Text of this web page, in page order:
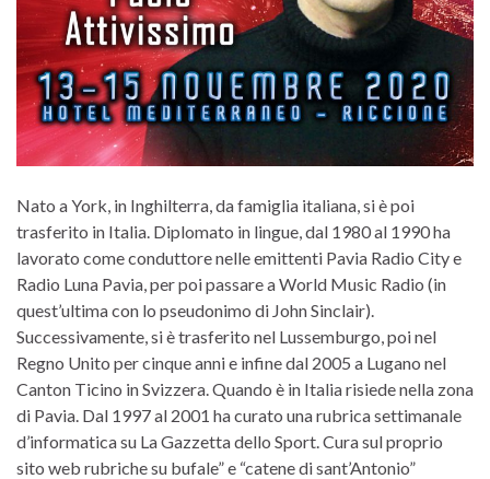
Nato a York, in Inghilterra, da famiglia italiana, si è poi
trasferito in Italia. Diplomato in lingue, dal 1980 al 1990 ha
lavorato come conduttore nelle emittenti Pavia Radio City e
Radio Luna Pavia, per poi passare a World Music Radio (in
quest’ultima con lo pseudonimo di John Sinclair).
Successivamente, si è trasferito nel Lussemburgo, poi nel
Regno Unito per cinque anni e infine dal 2005 a Lugano nel
Canton Ticino in Svizzera. Quando è in Italia risiede nella zona
di Pavia. Dal 1997 al 2001 ha curato una rubrica settimanale
d’informatica su La Gazzetta dello Sport. Cura sul proprio
sito web rubriche su bufale” e “catene di sant’Antonio”